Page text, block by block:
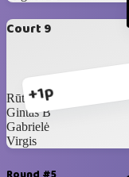
Court 9
+1p
Rūta
Gintas B
Gabrielė
Virgis